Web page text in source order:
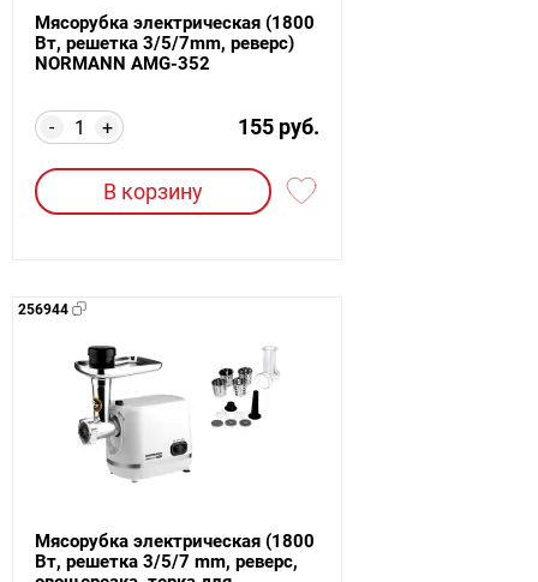
Мясорубка электрическая (1800
Вт, решетка 3/5/7mm, реверс)
NORMANN AMG-352
+
- 155 руб.
В корзину
256944
Мясорубка электрическая (1800
Вт, решетка 3/5/7 mm, реверс,